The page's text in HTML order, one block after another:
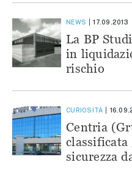
NEWS 17.09.2013
La BP
in
rischio
CURIOSITÀ
Centria
classificata
sicurezza